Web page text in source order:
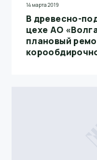
14 марта 2019
В древесно-
цехе АО
плановый